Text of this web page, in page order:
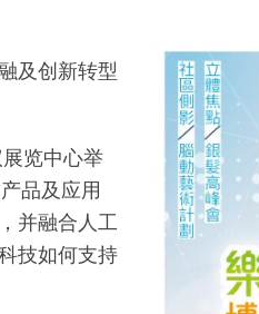
及创新转型
览中心举
品及应用
并融合人工
技如何支持